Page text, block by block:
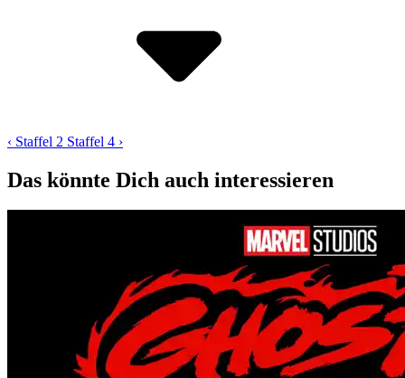
‹ Staffel 2 Staffel 4 ›
Das könnte Dich auch interessieren